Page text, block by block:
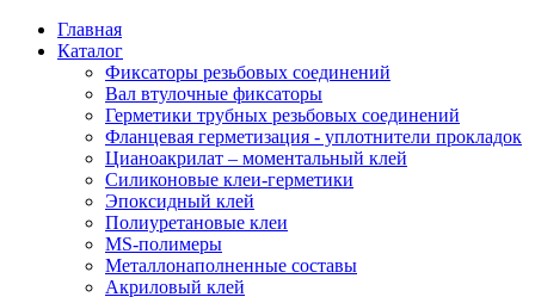
Главная
Каталог
Фиксаторы резьбовых соединений
Вал втулочные фиксаторы
Герметики трубных резьбовых соединений
Фланцевая герметизация - уплотнители прокладок
Цианоакрилат – моментальный клей
Силиконовые клеи-герметики
Эпоксидный клей
Полиуретановые клеи
MS-полимеры
Металлонаполненные составы
Акриловый клей